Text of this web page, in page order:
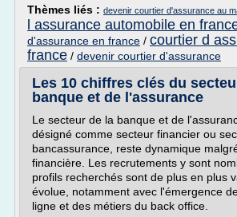
Thèmes liés : devenir courtier d'assurance au
l assurance automobile en
d'assurance en france / courtier d
france / devenir courtier d'assurance
Les 10 chiffres clés du
banque et de l'assurance
Le secteur de la banque et de
désigné comme secteur financier ou
bancassurance, reste dynamique
financière. Les recrutements y sont
profils recherchés sont de plus en plus
évolue, notamment avec l'émergence
ligne et des métiers du back office.